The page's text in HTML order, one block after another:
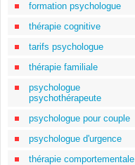
formation psychologue
thérapie cognitive
tarifs psychologue
thérapie familiale
psychologue
psychothérapeute
psychologue pour couple
psychologue d'urgence
thérapie comportementale